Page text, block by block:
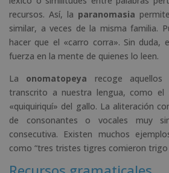
recursos. Así, la paranomasia
similar, a veces de la misma familia.
hacer que el «carro corra». Sin duda,
fuerza en la mente de quienes lo leen.
La onomatopeya recoge
transcrito a nuestra lengua, como
«quiquiriquí» del gallo. La aliteración
de consonantes o vocales muy
consecutiva. Existen muchos
como “tres tristes tigres comieron trigo